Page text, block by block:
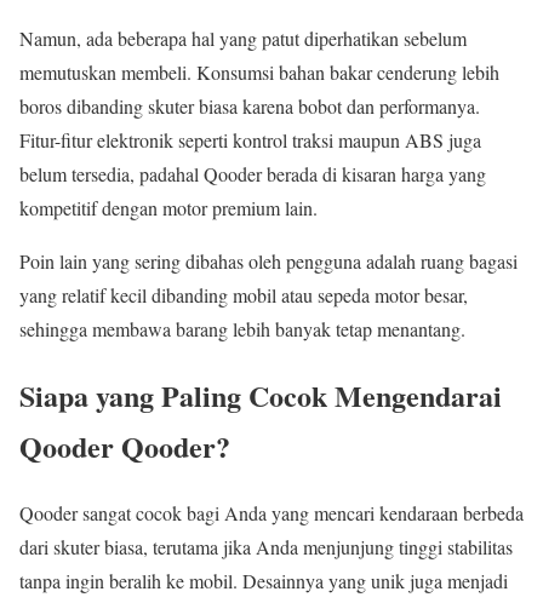
Namun, ada beberapa hal yang patut diperhatikan sebelum
memutuskan membeli. Konsumsi bahan bakar cenderung lebih
boros dibanding skuter biasa karena bobot dan performanya.
Fitur-fitur elektronik seperti kontrol traksi maupun ABS juga
belum tersedia, padahal Qooder berada di kisaran harga yang
kompetitif dengan motor premium lain.
Poin lain yang sering dibahas oleh pengguna adalah ruang bagasi
yang relatif kecil dibanding mobil atau sepeda motor besar,
sehingga membawa barang lebih banyak tetap menantang.
Siapa yang Paling Cocok Mengendarai
Qooder Qooder?
Qooder sangat cocok bagi Anda yang mencari kendaraan berbeda
dari skuter biasa, terutama jika Anda menjunjung tinggi stabilitas
tanpa ingin beralih ke mobil. Desainnya yang unik juga menjadi